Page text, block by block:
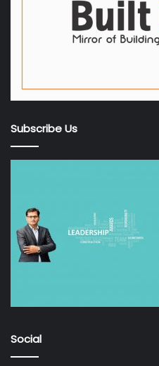
Subscribe Us
Social